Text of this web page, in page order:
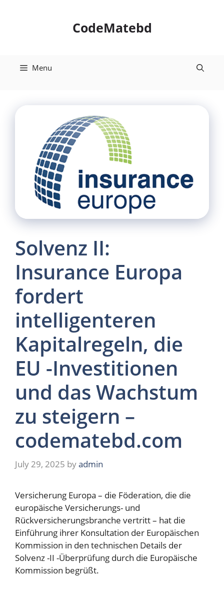
CodeMatebd
Menu
Solvenz II:
Insurance Europa
fordert
intelligenteren
Kapitalregeln, die
EU -Investitionen
und das Wachstum
zu steigern –
codematebd.com
July 29, 2025 byadmin
Versicherung Europa – die Föderation, die die
europäische Versicherungs- und
Rückversicherungsbranche vertritt – hat die
Einführung ihrer Konsultation der Europäischen
Kommission in den technischen Details der
Solvenz -II -Überprüfung durch die Europäische
Kommission begrüßt.